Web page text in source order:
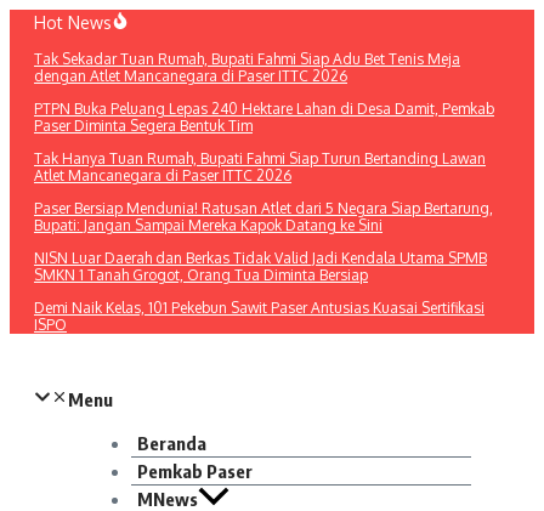
Lewati
konten
Hot News
Tak Sekadar Tuan Rumah, Bupati Fahmi Siap Adu Bet Tenis Meja
dengan Atlet Mancanegara di Paser ITTC 2026
PTPN Buka Peluang Lepas 240 Hektare Lahan di Desa Damit, Pemkab
Paser Diminta Segera Bentuk Tim
Tak Hanya Tuan Rumah, Bupati Fahmi Siap Turun Bertanding Lawan
Atlet Mancanegara di Paser ITTC 2026
Paser Bersiap Mendunia! Ratusan Atlet dari 5 Negara Siap Bertarung,
Bupati: Jangan Sampai Mereka Kapok Datang ke Sini
NISN Luar Daerah dan Berkas Tidak Valid Jadi Kendala Utama SPMB
SMKN 1 Tanah Grogot, Orang Tua Diminta Bersiap
Demi Naik Kelas, 101 Pekebun Sawit Paser Antusias Kuasai Sertifikasi
ISPO​
Menu
Beranda
Pemkab Paser
MNews